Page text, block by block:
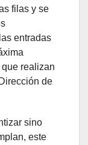
filas y se
entradas
realizan
de
sino
este